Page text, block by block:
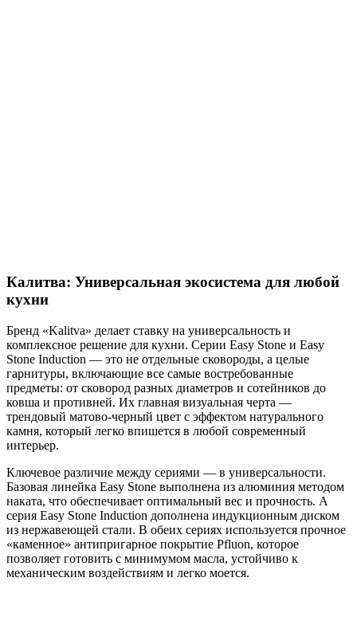
Калитва: Универсальная экосистема для любой
кухни
Бренд «Kalitva» делает ставку на универсальность и
комплексное решение для кухни. Серии Easy Stone и Easy
Stone Induction — это не отдельные сковороды, а целые
гарнитуры, включающие все самые востребованные
предметы: от сковород разных диаметров и сотейников до
ковша и противней. Их главная визуальная черта —
трендовый матово-черный цвет с эффектом натурального
камня, который легко впишется в любой современный
интерьер.
Ключевое различие между сериями — в универсальности.
Базовая линейка Easy Stone выполнена из алюминия методом
наката, что обеспечивает оптимальный вес и прочность. А
серия Easy Stone Induction дополнена индукционным диском
из нержавеющей стали. В обеих сериях используется прочное
«каменное» антипригарное покрытие Pfluon, которое
позволяет готовить с минимумом масла, устойчиво к
механическим воздействиям и легко моется.